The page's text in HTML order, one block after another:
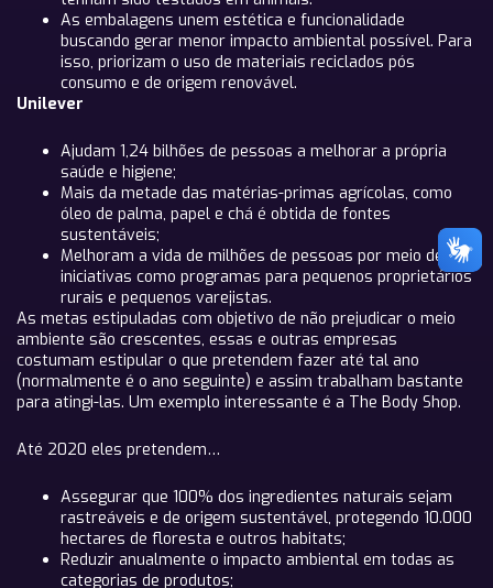
As embalagens unem estética e funcionalidade
buscando gerar menor impacto ambiental possível. Para
isso, priorizam o uso de materiais reciclados pós
consumo e de origem renovável.
Unilever
Ajudam 1,24 bilhões de pessoas a melhorar a própria
saúde e higiene;
Mais da metade das matérias-primas agrícolas, como
óleo de palma, papel e chá é obtida de fontes
sustentáveis;
Melhoram a vida de milhões de pessoas por meio de
iniciativas como programas para pequenos proprietários
rurais e pequenos varejistas.
As metas estipuladas com objetivo de não prejudicar o meio
ambiente são crescentes, essas e outras empresas
costumam estipular o que pretendem fazer até tal ano
(normalmente é o ano seguinte) e assim trabalham bastante
para atingi-las. Um exemplo interessante é a The Body Shop.
Até 2020 eles pretendem…
Assegurar que 100% dos ingredientes naturais sejam
rastreáveis e de origem sustentável, protegendo 10.000
hectares de floresta e outros habitats;
Reduzir anualmente o impacto ambiental em todas as
categorias de produtos;